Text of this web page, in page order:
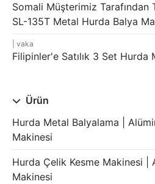
Somali Müşterimiz Tarafından
SL-135T Metal Hurda Balya
vaka
Filipinler'e Satılık 3 Set Hurda
Ürün
Hurda Metal Balyalama |
Makinesi
Hurda Çelik Kesme Makinesi |
Makinesi